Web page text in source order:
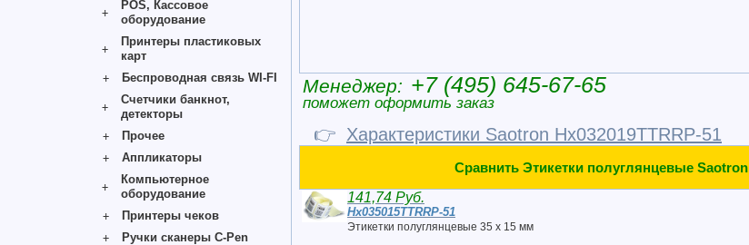
POS, Кассовое
оборудование
Принтеры пластиковых
карт
Беспроводная связь WI-FI
Счетчики банкнот,
детекторы
Прочее
Аппликаторы
Компьютерное
оборудование
Принтеры чеков
Ручки сканеры C-Pen
Менеджер: +7 (495) 645-67-65
поможет оформить заказ
👉 Характеристики Saotron Hx032019TTRRP-51
Сравнить Этикетки полуглянцевые Saotron
141,74 Руб.
Hx035015TTRRP-51
Этикетки полуглянцевые 35 x 15 мм